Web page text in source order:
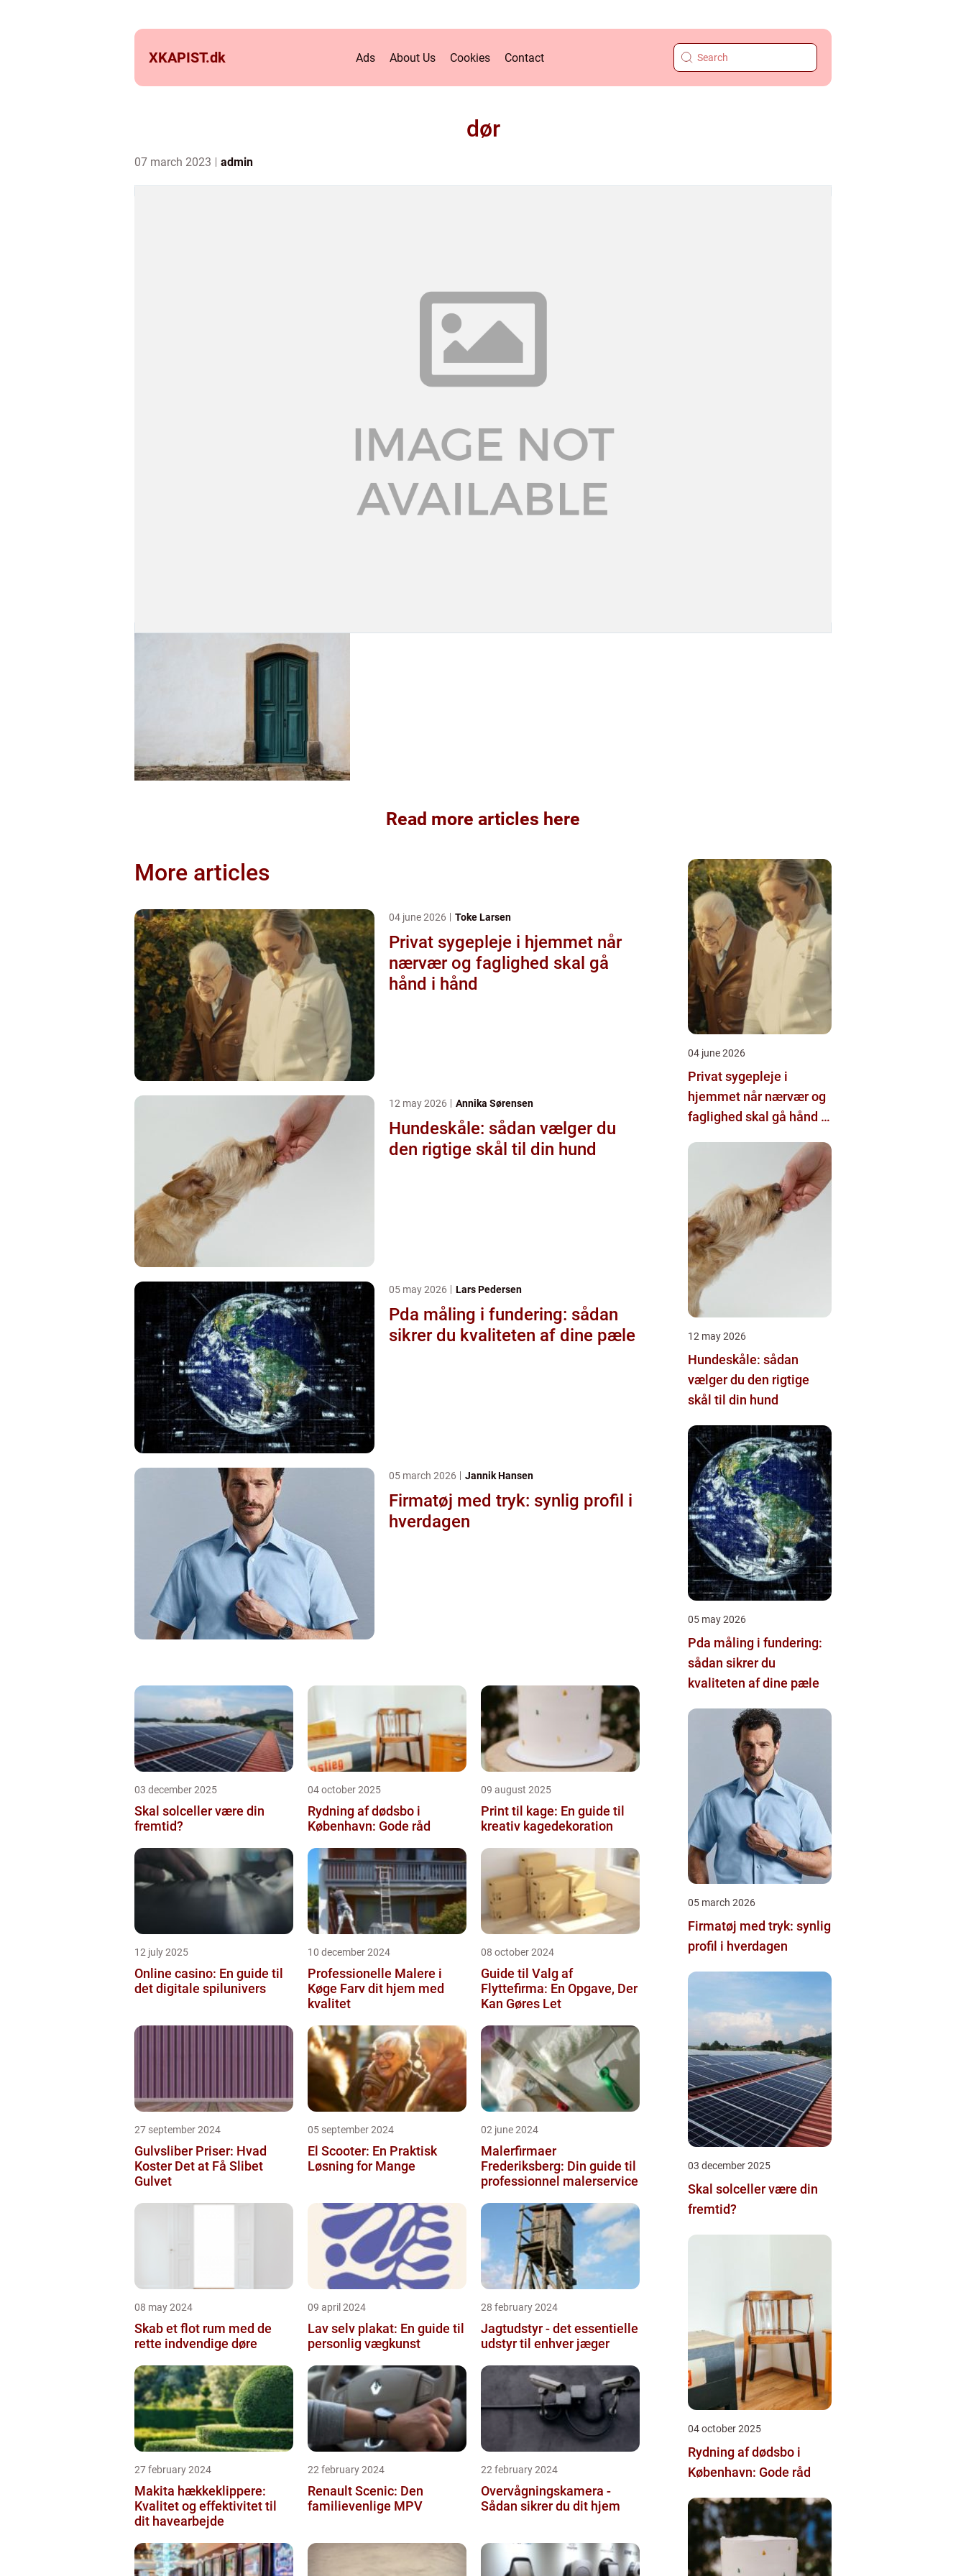
XKAPIST.dk Ads About Us Cookies Contact
dør
07 march 2023 admin
Read more articles here
More articles
04 june 2026 Toke Larsen
Privat sygepleje i hjemmet når
nærvær og faglighed skal gå
hånd i hånd
12 may 2026 Annika Sørensen
Hundeskåle: sådan vælger du
den rigtige skål til din hund
05 may 2026 Lars Pedersen
Pda måling i fundering: sådan
sikrer du kvaliteten af dine pæle
05 march 2026 Jannik Hansen
Firmatøj med tryk: synlig profil i
hverdagen
03 december 2025
Skal solceller være din
fremtid?
04 october 2025
Rydning af dødsbo i
København: Gode råd
09 august 2025
Print til kage: En guide til
kreativ kagedekoration
12 july 2025
Online casino: En guide til
det digitale spilunivers
10 december 2024
Professionelle Malere i
Køge Farv dit hjem med
kvalitet
08 october 2024
Guide til Valg af
Flyttefirma: En Opgave, Der
Kan Gøres Let
27 september 2024
Gulvsliber Priser: Hvad
Koster Det at Få Slibet
Gulvet
05 september 2024
El Scooter: En Praktisk
Løsning for Mange
02 june 2024
Malerfirmaer
Frederiksberg: Din guide til
professionnel malerservice
08 may 2024
Skab et flot rum med de
rette indvendige døre
09 april 2024
Lav selv plakat: En guide til
personlig vægkunst
28 february 2024
Jagtudstyr - det essentielle
udstyr til enhver jæger
27 february 2024
Makita hækkeklippere:
Kvalitet og effektivitet til
dit havearbejde
22 february 2024
Renault Scenic: Den
familievenlige MPV
22 february 2024
Overvågningskamera -
Sådan sikrer du dit hjem
04 june 2026
Privat sygepleje i
hjemmet når nærvær og
faglighed skal gå hånd i
12 may 2026
Hundeskåle: sådan
vælger du den rigtige
skål til din hund
05 may 2026
Pda måling i fundering:
sådan sikrer du
kvaliteten af dine pæle
05 march 2026
Firmatøj med tryk: synlig
profil i hverdagen
03 december 2025
Skal solceller være din
fremtid?
04 october 2025
Rydning af dødsbo i
København: Gode råd